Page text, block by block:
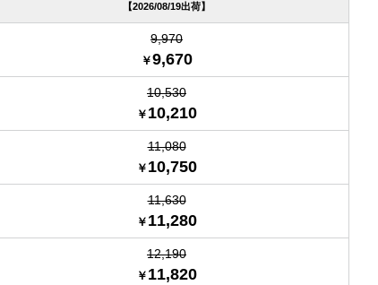
2026/08/19出荷
9,970
9,670
10,530
10,210
11,080
10,750
11,630
11,280
12,190
11,820